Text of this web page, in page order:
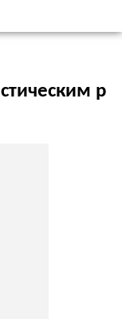
р